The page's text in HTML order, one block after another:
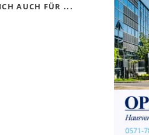
AUCH FÜR ...